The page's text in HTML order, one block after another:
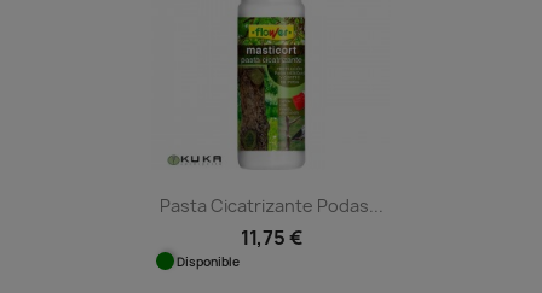
Pasta Cicatrizante Podas...
11,75 €
Disponible